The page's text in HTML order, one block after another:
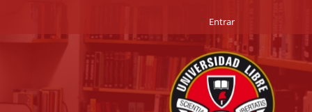
Entrar